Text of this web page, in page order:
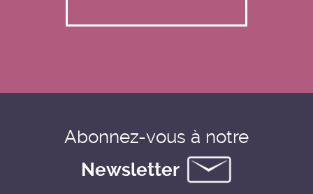
Abonnez-vous à notre
Newsletter